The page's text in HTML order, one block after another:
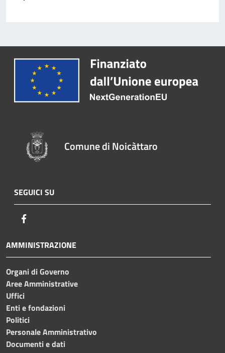
Comune di Noicàttaro
SEGUICI SU
AMMINISTRAZIONE
Organi di Governo
Aree Amministrative
Uffici
Enti e fondazioni
Politici
Personale Amministrativo
Documenti e dati